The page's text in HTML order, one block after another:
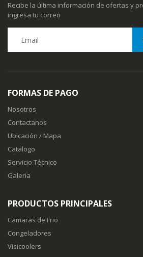
Recibe la última información de ofertas y
ingresa tu correo
FORMAS DE PAGO
Nosotros
Contactanos
Ubicación / Mapa
Catalogo
Servicio Técnico
Galeria
PRODUCTOS PRINCIPALES
Camaras de Frio
Congeladores
Visicoolers